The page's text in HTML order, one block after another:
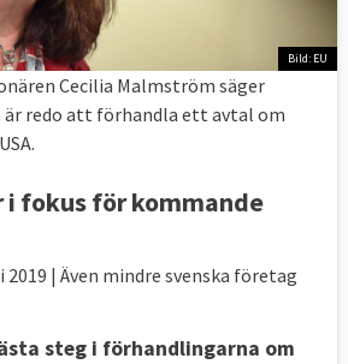
Bild: EU
Cecilia Malmström säger
redo att förhandla ett avtal om
fokus för kommande
2019 | Även mindre svenska företag
steg i förhandlingarna om